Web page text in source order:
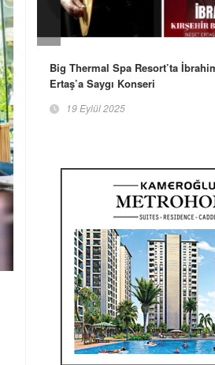
Big Thermal Spa Resort’ta
Ertaş’a Saygı Konseri
19 Eylül 2025